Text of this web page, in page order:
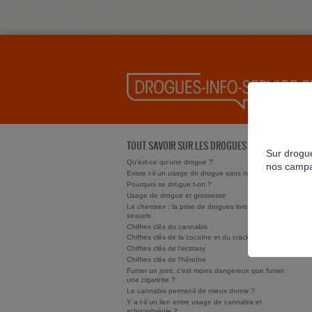
TOUT SAVOIR SUR LES DROGUES
Qu'est-ce qu'une drogue ?
Existe t-il un usage de drogue sans risque ?
Pourquoi se drogue t-on ?
Usage de drogue et grossesse
Le chemsex : la prise de drogues lors de rapports
sexuels
Chiffres clés du cannabis
Chiffres clés de la cocaïne et du crack/free base
Chiffres clés de l'ecstasy
Chiffres clés de l'héroïne
Fumer un joint, c’est moins dangereux que fumer
une cigarette ?
Le cannabis permet-il de mieux dormir ?
Y a t-il un lien entre usage de cannabis et
Sur
nos